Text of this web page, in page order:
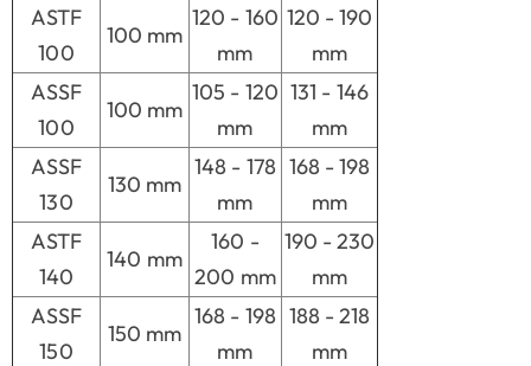
ASTF
100
100 mm
120 - 160
mm
120 - 190
mm
ASSF
100
100 mm
105 - 120
mm
131 - 146
mm
ASSF
130
130 mm
148 - 178
mm
168 - 198
mm
ASTF
140
140 mm
160 -
200 mm
190 - 230
mm
ASSF
150
150 mm
168 - 198
mm
188 - 218
mm